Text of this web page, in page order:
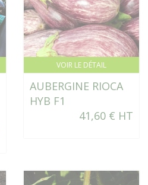
VOIR LE DÉTAIL
AUBERGINE RIOCA
HYB F1
41,60 € HT